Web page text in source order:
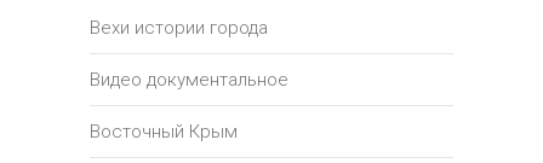
Вехи истории города
Видео документальное
Восточный Крым